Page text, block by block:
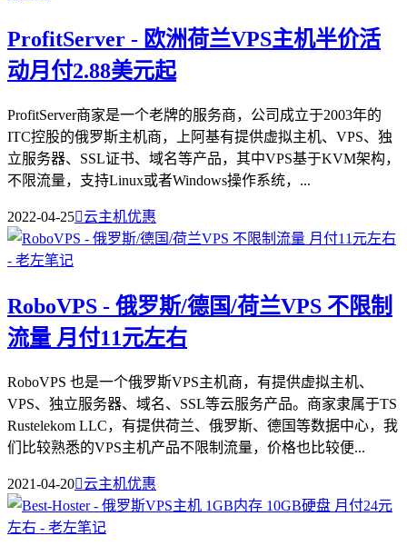
ProfitServer - 欧洲荷兰VPS主机半价活
动月付2.88美元起
ProfitServer商家是一个老牌的服务商，公司成立于2003年的
ITC控股的俄罗斯主机商，上阿基有提供虚拟主机、VPS、独
立服务器、SSL证书、域名等产品，其中VPS基于KVM架构，
不限流量，支持Linux或者Windows操作系统，...
2022-04-25云主机优惠
RoboVPS - 俄罗斯/德国/荷兰VPS 不限制
流量 月付11元左右
RoboVPS 也是一个俄罗斯VPS主机商，有提供虚拟主机、
VPS、独立服务器、域名、SSL等云服务产品。商家隶属于TS
Rustelekom LLC，有提供荷兰、俄罗斯、德国等数据中心，我
们比较熟悉的VPS主机产品不限制流量，价格也比较便...
2021-04-20云主机优惠